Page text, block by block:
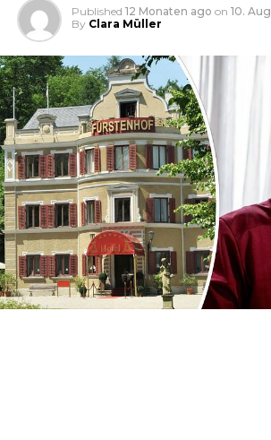
Published 12 Monaten ago on 10.
By Clara Müller